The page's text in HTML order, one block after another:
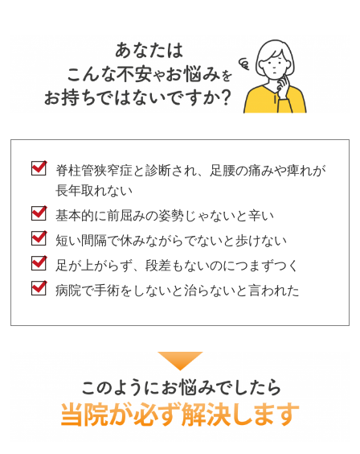
脊柱管狭窄症と診断され、足腰の痛みや痺れが
長年取れない
基本的に前屈みの姿勢じゃないと辛い
短い間隔で休みながらでないと歩けない
足が上がらず、段差もないのにつまずつく
病院で手術をしないと治らないと言われた